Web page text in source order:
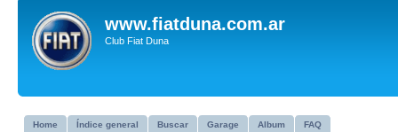
www.fiatduna.com.ar
Club Fiat Duna
Home Índice general Buscar Garage Album FAQ